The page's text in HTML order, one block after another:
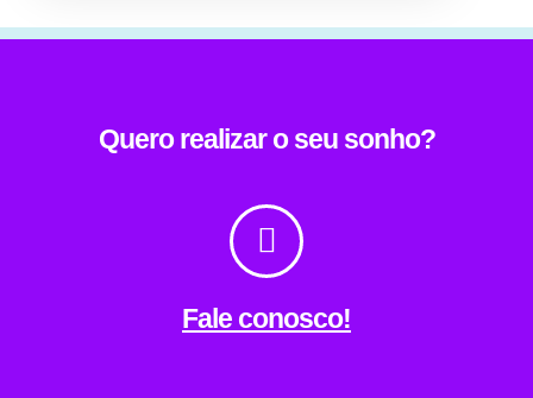
Quero realizar o seu sonho?
Fale conosco!